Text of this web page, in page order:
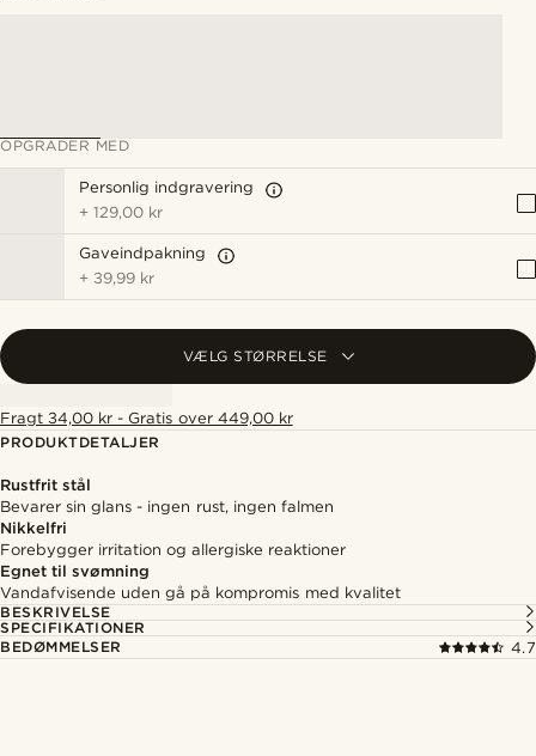
OPGRADER MED
Personlig indgravering
+129,00 kr
Gaveindpakning
+ 39,99 kr
VÆLG STØRRELSE
Fragt 34,00 kr - Gratis over 449,00 kr
PRODUKTDETALJER
Rustfrit stål
Bevarer sin glans - ingen rust, ingen falmen
Nikkelfri
Forebygger irritation og allergiske reaktioner
Egnet til svømning
Vandafvisende uden gå på kompromis med kvalitet
BESKRIVELSE
SPECIFIKATIONER
BEDØMMELSER
4.7